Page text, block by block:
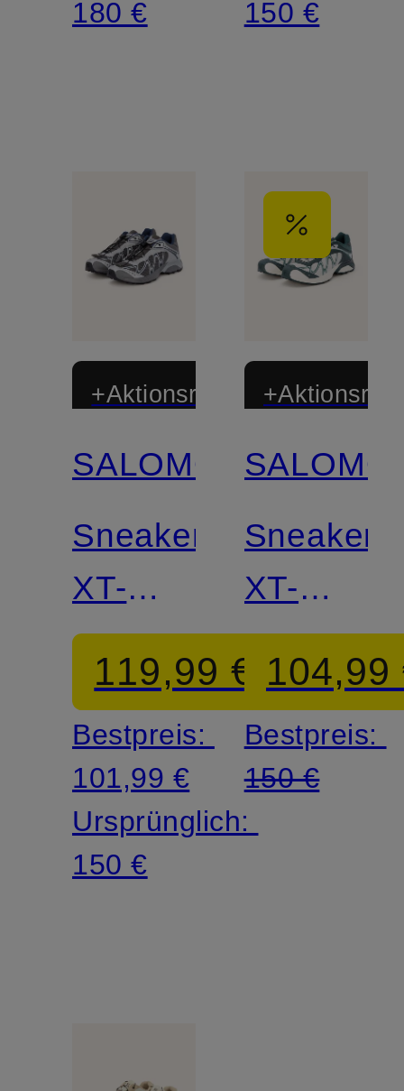
180 € 150 €
+Aktionsrabatt
SALOMON
Sneaker
XT-
WHISPER
119,99 €
Bestpreis:
101,99 €
Ursprünglich:
150 €
Sneaker
XT-
104,99
Bestpreis:
150 €